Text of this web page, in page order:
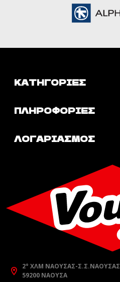
ΚΑΤΗΓΟΡΊΕΣ
ΠΛΗΡΟΦΟΡΊΕΣ
ΛΟΓΑΡΙΑΣΜΌΣ
2° ΧΛΜ ΝΆΟΥΣΑΣ-Σ.Σ.ΝΆΟΥΣΑΣ
59200 ΝΆΟΥΣΑ